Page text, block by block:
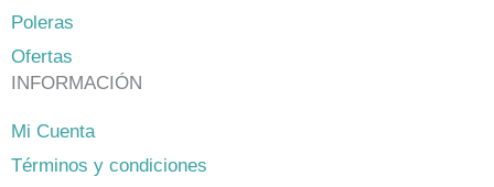
Poleras
Ofertas
INFORMACIÓN
Mi Cuenta
Términos y condiciones